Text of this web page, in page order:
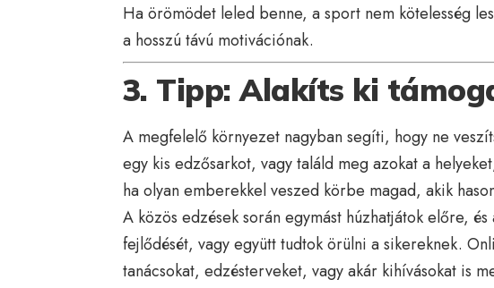
Ha örömödet leled benne, a sport nem kötelesség
a hosszú távú motivációnak.
3. Tipp: Alakíts ki
A megfelelő környezet nagyban segíti, hogy ne
egy kis edzősarkot, vagy találd meg azokat a
ha olyan emberekkel veszed körbe magad, akik
A közös edzések során egymást húzhatjátok előre,
fejlődését, vagy együtt tudtok örülni a sikereknek.
tanácsokat, edzésterveket, vagy akár kihívásokat is